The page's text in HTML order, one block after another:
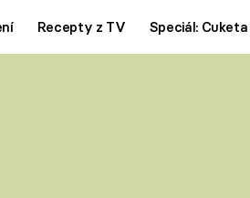
Recepty z TV Speciál: Cuketa